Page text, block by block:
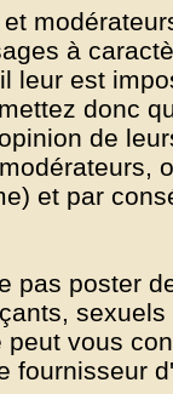
à
leur est
donc
de
et par
pas poster
vous
fournisseur